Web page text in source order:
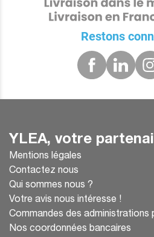
Restons
YLEA, votre
Mentions légales
Contactez nous
Qui sommes nous ?
Votre avis nous intéresse !
Commandes des administrations
Nos coordonnées bancaires